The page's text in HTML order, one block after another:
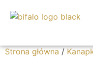
Strona główna/